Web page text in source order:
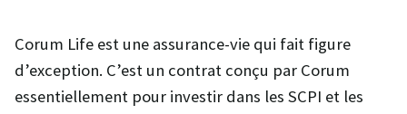
Corum Life est une assurance-vie qui fait figure
d’exception. C’est un contrat conçu par Corum
essentiellement pour investir dans les SCPI et les